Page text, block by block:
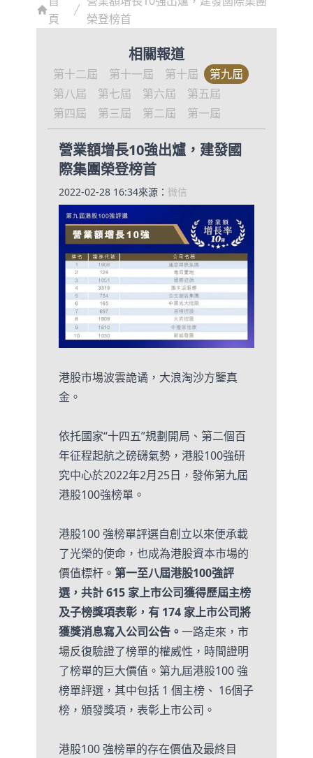
頁
榮登榜首
相關報道
第十二屆 第十一屆 第十屆
第九屆
第八屆
第七屆 第六屆
第五屆
第四屆
第三屆 第二屆 第一屆
營業額增長10強出爐，建發國
際集團榮登榜首
2022-02-28 16:34來源： 微信
港股市場波雲詭谲，大浪淘沙方鑒真
金。
依托國家“十四五”規劃開局、第二個百
年征程起航之磅礴氣勢，港股100強研
究中心於2022年2月25日，發佈第九屆
港股100強榜單。
港股100 強榜單評選自創立以來便承載
了光榮的使命，也成為港股資本市場的
價值標杆。 第一至八屆港股100強評
選，共計 615 家上市公司獲得歷屆主榜
及子榜獎項表彰，有 174 家上市公司將
獲獎消息寫入公司公告。 一路走來，市
場反復驗證了榜單的權威性，時間證明
了榜單的巨大價值。第九屆港股100 強
榜單評選，其中包括 1 個主榜、 16個子
榜，頒發獎項，表彰上市公司。
港股100 強榜單的存在價值及最終目